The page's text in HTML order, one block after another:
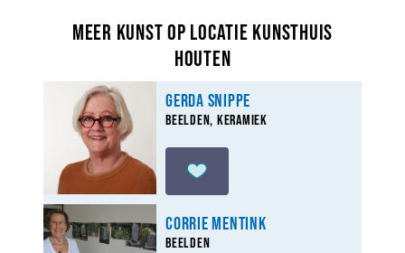
Meer kunst op locatie Kunsthuis
Houten
Gerda Snippe
Beelden, Keramiek
Corrie Mentink
Beelden